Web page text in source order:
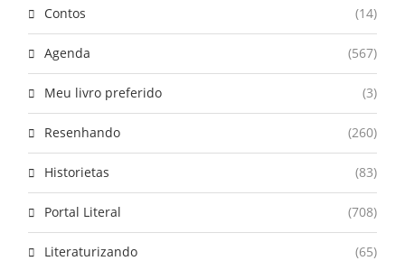
Contos (14)
Agenda (567)
Meu livro preferido (3)
Resenhando (260)
Historietas (83)
Portal Literal (708)
Literaturizando (65)